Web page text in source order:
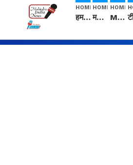
HOME
हम सनातनी..." सांसद kangana Ranaut से क्या बोली लड़की? Viral Jantar-Mantar | CJP protest
HOME
मनीषा हत्याकांड: हत्या, आत्महत्या या कोई बड़ा राज? | Full Story | Josh Haryana
HOME
Mangalsutra: हिंदू धर्म में शादी के बाद मंगलसूत्र क्यों पहनती है महिलाएं, किसने शुरु की ये परंपरा